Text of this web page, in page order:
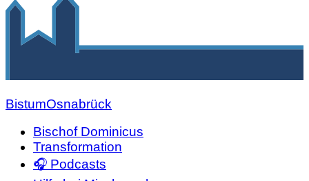
BistumOsnabrück
Bischof Dominicus
Transformation
🎧 Podcasts